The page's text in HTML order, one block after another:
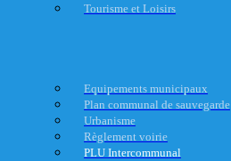
Tourisme et Loisirs
Equipements municipaux
Plan communal de sauvegarde
Urbanisme
Règlement voirie
PLU Intercommunal